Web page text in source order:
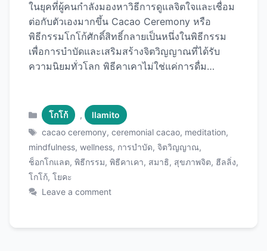
ในยุคที่ผู้คนกำลังมองหาวิธีการดูแลจิตใจและเชื่อม
ต่อกับตัวเองมากขึ้น Cacao Ceremony หรือ
พิธีกรรมโกโก้ศักดิ์สิทธิ์กลายเป็นหนึ่งในพิธีกรรม
เพื่อการบำบัดและเสริมสร้างจิตวิญญาณที่ได้รับ
ความนิยมทั่วโลก พิธีคาเคาไม่ใช่แค่การดื่ม
Cacao) ในการเปิดหัวใจ เพิ่มสมาธิ ปลดปล่อย
อารมณ์ และสร้างความตระหนักรู้ในตัวเอง
บทความนี้จะพาคุณไปทำความรู้จักกับพิธีคาเคา
ตั้งแต่ต้นกำเนิด ประโยชน์ วิธีการจัดพิธีที่บ้าน และ
แนะนำ Ceremonial Cacao คุณภาพสูง ที่จะทำให้
ประสบการณ์ของคุณลึกซึ้งและมีพลัง พิธีคาเคา
และแอซเท็ก ในอเมริกากลาง เมื่อกว่า 5,000 ปีที่
Categories
โกโก้ ,
llamito
Tags
cacao ceremony,ceremonial cacao, meditation,
mindfulness, wellness, การบำบัด, จิตวิญญาณ,
ช็อกโกแลต, พิธีกรรม, พิธีคาเคา, สมาธิ, สุขภาพจิต, ฮีลลิ่ง,
โกโก้, โยคะ
Leave a comment